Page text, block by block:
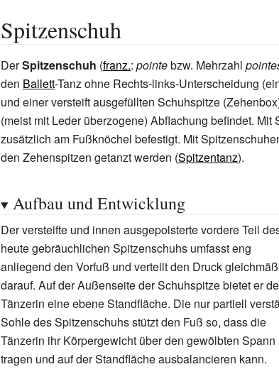
Spitzenschuh
DerSpitzenschuh (franz.: pointebzw. Mehrzahl
den Ballett-Tanz ohne Rechts-links-Unterscheidung
und einer versteift ausgefüllten Schuhspitze
(meist mit Leder überzogene) Abflachung befindet.
zusätzlich am Fußknöchel befestigt. Mit
den Zehenspitzen getanzt werden (Spitzentanz).
Aufbau und Entwicklung
Der versteifte und innen ausgepolsterte vordere Teil
heute gebräuchlichen Spitzenschuhs umfasst eng
anliegend den Vorfuß und verteilt den Druck
darauf. Auf der Außenseite der Schuhspitze bietet er
Tänzerin eine ebene Standfläche. Die nur partiell
Sohle des Spitzenschuhs stützt den Fuß so, dass die
Tänzerin ihr Körpergewicht über den gewölbten Spann
tragen und auf der Standfläche ausbalancieren kann.